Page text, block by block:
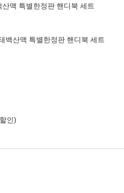
산맥 특별한정판 핸디북 세트
백산맥 특별한정판 핸디북 세트
인)